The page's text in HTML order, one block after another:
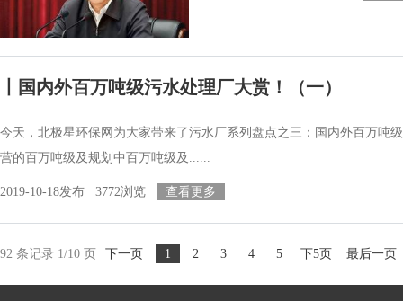
丨国内外百万吨级污水处理厂大赏！（一）
今天，北极星环保网为大家带来了污水厂系列盘点之三：国内外百万吨
营的百万吨级及规划中百万吨级及......
2019-10-18发布 3772浏览 查看更多
92 条记录 1/10 页 下一页 1 2 3 4 5 下5页 最后一页